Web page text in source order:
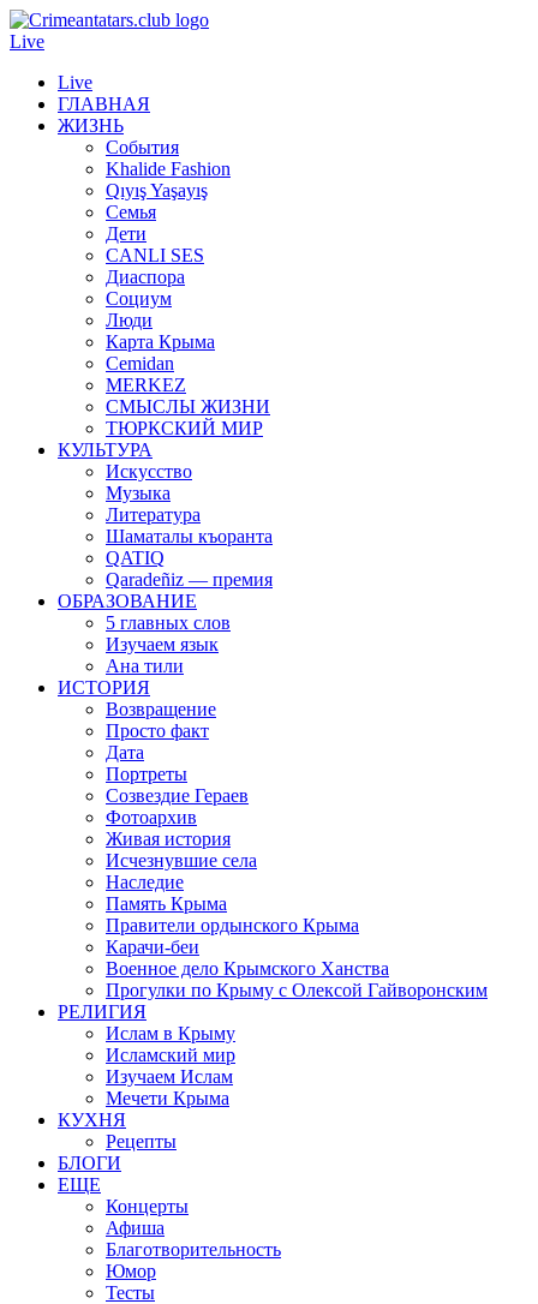
Live
Live
ГЛАВНАЯ
ЖИЗНЬ
События
Khalide Fashion
Qıyış Yaşayış
Семья
Дети
CANLI SES
Диаспора
Социум
Люди
Карта Крыма
Cemidan
МERKEZ
СМЫСЛЫ ЖИЗНИ
ТЮРКСКИЙ МИР
КУЛЬТУРА
Искусство
Музыка
Литература
Шаматалы къоранта
QATIQ
Qaradeñiz — премия
ОБРАЗОВАНИЕ
5 главных слов
Изучаем язык
Ана тили
ИСТОРИЯ
Возвращение
Просто факт
Дата
Портреты
Созвездие Гераев
Фотоархив
Живая история
Исчезнувшие села
Наследие
Память Крыма
Правители ордынского Крыма
Карачи-беи
Военное дело Крымского Ханства
Прогулки по Крыму с Олексой Гайворонским
РЕЛИГИЯ
Ислам в Крыму
Исламский мир
Изучаем Ислам
Мечети Крыма
КУХНЯ
Рецепты
БЛОГИ
ЕЩЕ
Концерты
Афиша
Благотворительность
Юмор
Тесты